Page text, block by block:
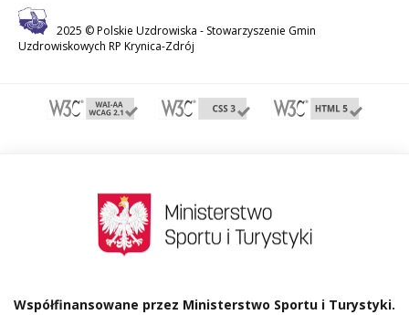
2025 © Polskie Uzdrowiska - Stowarzyszenie Gmin
Uzdrowiskowych RP Krynica-Zdrój
Współfinansowane przez Ministerstwo Sportu i Turystyki.